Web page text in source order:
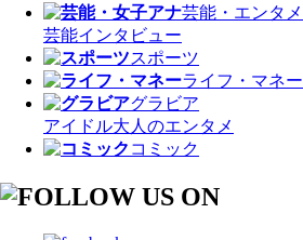
芸能・エンタメ
芸能インタビュー
スポーツ
ライフ・マネー
グラビア
アイドル大人のエンタメ
コミック